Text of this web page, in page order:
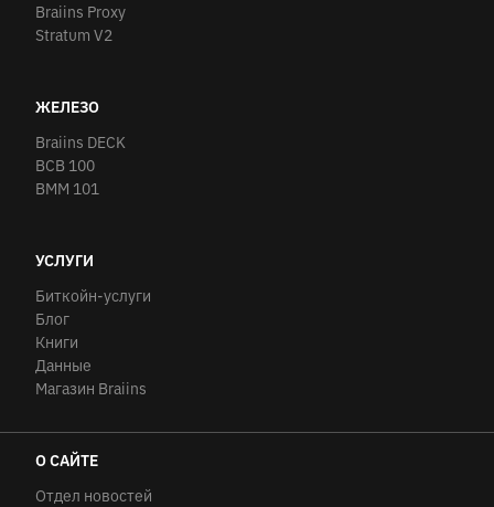
Braiins Proxy
Stratum V2
ЖЕЛЕЗО
Braiins DECK
BCB 100
BMM 101
УСЛУГИ
Биткойн-услуги
Блог
Книги
Данные
Магазин Braiins
О САЙТЕ
Отдел новостей